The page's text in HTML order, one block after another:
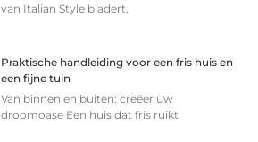
van Italian Style bladert,
Praktische handleiding voor een fris huis en
een fijne tuin
Van binnen en buiten: creëer uw
droomoase Een huis dat fris ruikt